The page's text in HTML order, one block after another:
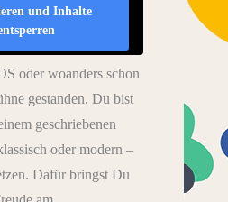
und Inhalte
oder woanders schon
gestanden. Du bist
geschriebenen
oder modern –
Dafür bringst Du